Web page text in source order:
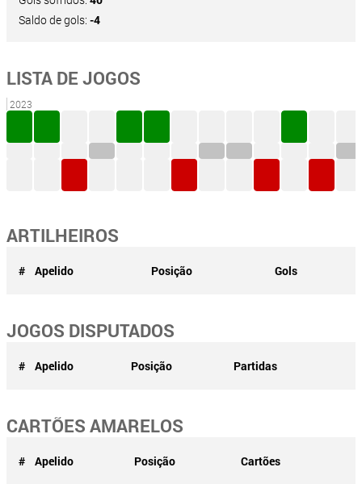
Saldo de gols: -4
LISTA DE JOGOS
2023
ARTILHEIROS
# Apelido Posição Gols
JOGOS DISPUTADOS
# Apelido Posição Partidas
CARTÕES AMARELOS
# Apelido Posição Cartões